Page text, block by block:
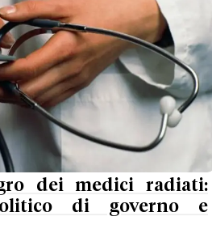
dei medici radiati:
di governo e